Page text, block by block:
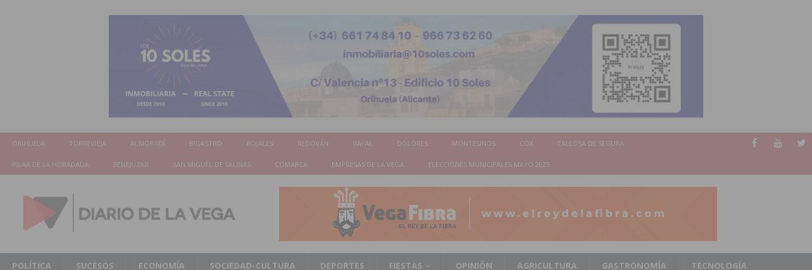
ORIHUELA TORREVIEJA ALMORADÍ BIGASTRO ROJALES REDOVÁN RAFAL DOLORES MONTESINOS COX CALLOSA DE SEGURA
PILAR DE LA HORADADA BENEJUZAR SAN MIGUEL DE SALINAS COMARCA EMPRESAS DE LA VEGA ELECCIONES MUNICIPALES MAYO 2023
POLÍTICA SUCESOS ECONOMÍA SOCIEDAD-CULTURA DEPORTES FIESTAS OPINIÓN AGRICULTURA GASTRONOMÍA TECNOLOGÍA